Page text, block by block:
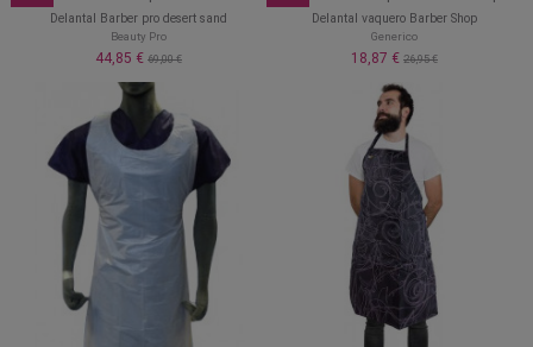
Delantal Barber pro desert sand
Beauty Pro
44,85 € 69,00 €
Delantal vaquero Barber Shop
Generico
18,87 € 26,95 €